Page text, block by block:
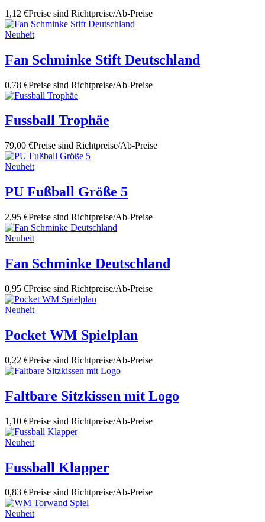
1,12 €Preise sind Richtpreise/Ab-Preise
Neuheit
Fan Schminke Stift Deutschland
0,78 €Preise sind Richtpreise/Ab-Preise
Fussball Trophäe
79,00 €Preise sind Richtpreise/Ab-Preise
Neuheit
PU Fußball Größe 5
2,95 €Preise sind Richtpreise/Ab-Preise
Neuheit
Fan Schminke Deutschland
0,95 €Preise sind Richtpreise/Ab-Preise
Neuheit
Pocket WM Spielplan
0,22 €Preise sind Richtpreise/Ab-Preise
Faltbare Sitzkissen mit Logo
1,10 €Preise sind Richtpreise/Ab-Preise
Neuheit
Fussball Klapper
0,83 €Preise sind Richtpreise/Ab-Preise
Neuheit